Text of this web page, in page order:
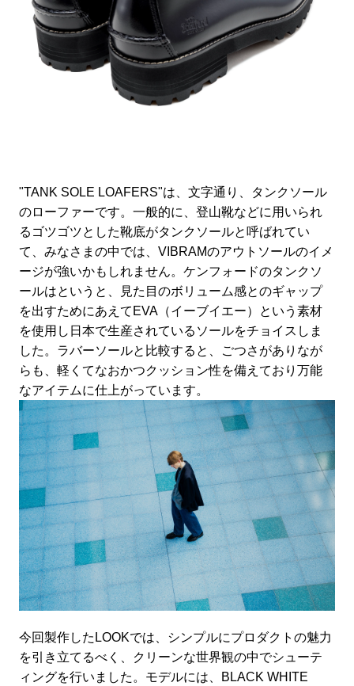
"TANK SOLE LOAFERS"は、文字通り、タンクソール
のローファーです。一般的に、登山靴などに用いられ
るゴツゴツとした靴底がタンクソールと呼ばれてい
て、みなさまの中では、VIBRAMのアウトソールのイメ
ージが強いかもしれません。ケンフォードのタンクソ
ールはというと、見た目のボリューム感とのギャップ
を出すためにあえてEVA（イーブイエー）という素材
を使用し日本で生産されているソールをチョイスしま
した。ラバーソールと比較すると、ごつさがありなが
らも、軽くてなおかつクッション性を備えており万能
なアイテムに仕上がっています。
今回製作したLOOKでは、シンプルにプロダクトの魅力
を引き立てるべく、クリーンな世界観の中でシューテ
ィングを行いました。モデルには、BLACK WHITE